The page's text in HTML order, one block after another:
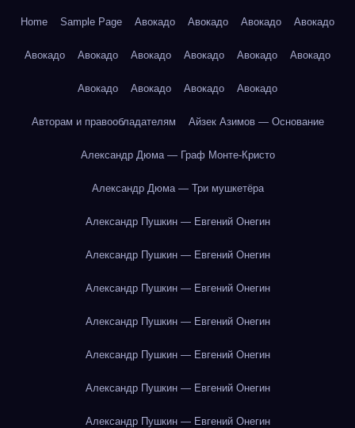
Home Sample Page Авокадо Авокадо Авокадо Авокадо
Авокадо Авокадо Авокадо Авокадо Авокадо Авокадо
Авокадо Авокадо Авокадо Авокадо
Авторам и правообладателям Айзек Азимов — Основание
Александр Дюма — Граф Монте-Кристо
Александр Дюма — Три мушкетёра
Александр Пушкин — Евгений Онегин
Александр Пушкин — Евгений Онегин
Александр Пушкин — Евгений Онегин
Александр Пушкин — Евгений Онегин
Александр Пушкин — Евгений Онегин
Александр Пушкин — Евгений Онегин
Александр Пушкин — Евгений Онегин